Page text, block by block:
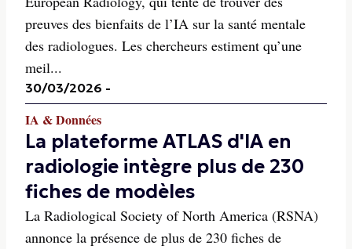
preuves des bienfaits de l’IA sur la santé mentale
des radiologues. Les chercheurs estiment qu’une
meil...
30/03/2026 -
IA & Données
La plateforme ATLAS d'IA en
radiologie intègre plus de 230
fiches de modèles
La Radiological Society of North America (RSNA)
annonce la présence de plus de 230 fiches de